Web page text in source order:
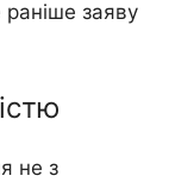
заяву
не з